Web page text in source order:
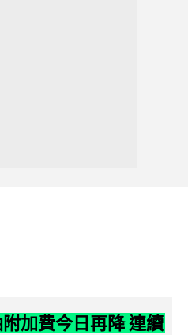
加費今日再降 連續